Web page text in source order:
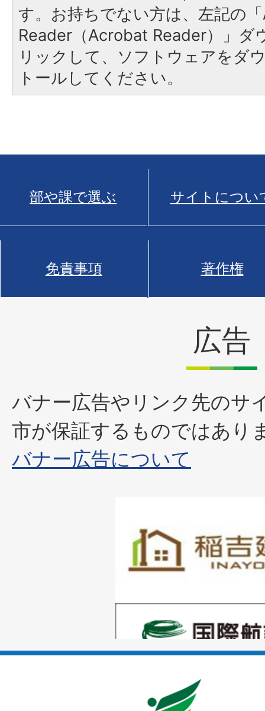
す。お持ちでない方は、左記の
Reader（Acrobat Reader）」ダ
リックして、ソフトウェアをダ
トールしてください。
部や課で選ぶ サイトについ
免責事項 著作権
広告
バナー広告やリンク先のサ
市が保証するものではあり
バナー広告について
枚
目
ラ
枚